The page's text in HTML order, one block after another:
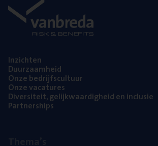
Inzich­ten
Duur­zaam­heid
Onze bedrijfs­cul­tuur
Onze vaca­tu­res
Diver­si­teit, gelijk­waar­dig­heid en inclusie
Part­ner­ships